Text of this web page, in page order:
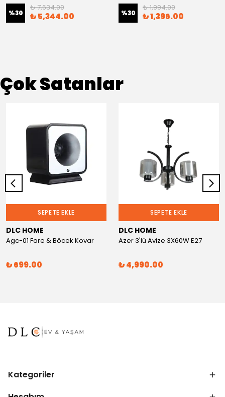
%30
₺ 7,634.00
₺ 5,344.00 %30
₺ 1,994.00
₺ 1,396.00
Çok Satanlar
SEPETE EKLE
DLC HOME
Agc-01 Fare & Böcek Kovar
₺ 699.00
SEPETE EKLE
DLC HOME
Azer 3'lü Avize 3X60W E27
₺ 4,990.00
Kategoriler